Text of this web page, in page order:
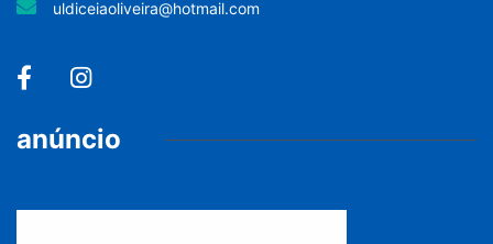
uldiceiaoliveira@hotmail.com
anúncio